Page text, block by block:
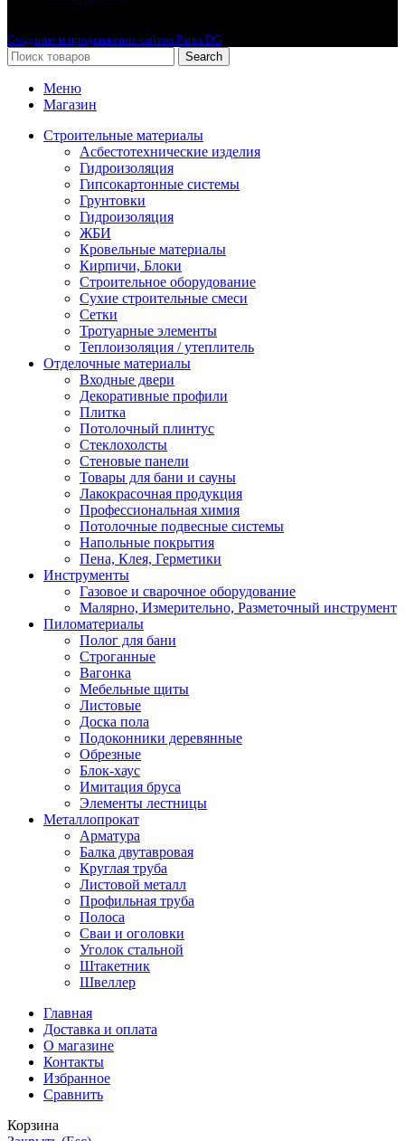
Создание и продвижение сайтов Parus DG
Search
Меню
Магазин
Строительные материалы
Асбестотехнические изделия
Гидроизоляция
Гипсокартонные системы
Грунтовки
Гидроизоляция
ЖБИ
Кровельные материалы
Кирпичи, Блоки
Строительное оборудование
Сухие строительные смеси
Сетки
Тротуарные элементы
Теплоизоляция / утеплитель
Отделочные материалы
Входные двери
Декоративные профили
Плитка
Потолочный плинтус
Стеклохолсты
Стеновые панели
Товары для бани и сауны
Лакокрасочная продукция
Профессиональная химия
Потолочные подвесные системы
Напольные покрытия
Пена, Клея, Герметики
Инструменты
Газовое и сварочное оборудование
Малярно, Измерительно, Разметочный инструмент
Пиломатериалы
Полог для бани
Строганные
Вагонка
Мебельные щиты
Листовые
Доска пола
Подоконники деревянные
Обрезные
Блок-хаус
Имитация бруса
Элементы лестницы
Металлопрокат
Арматура
Балка двутавровая
Круглая труба
Листовой металл
Профильная труба
Полоса
Сваи и оголовки
Уголок стальной
Штакетник
Швеллер
Главная
Доставка и оплата
О магазине
Контакты
Избранное
Сравнить
Корзина